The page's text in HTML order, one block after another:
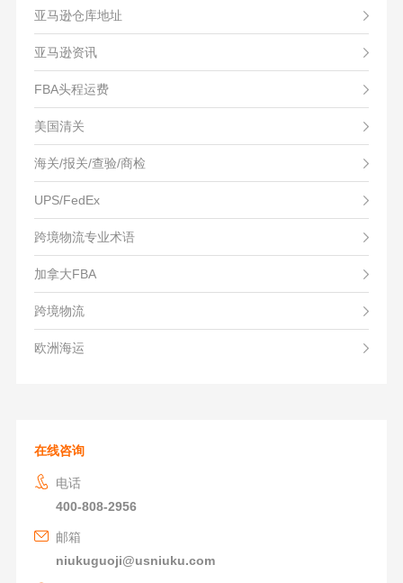
亚马逊仓库地址
亚马逊资讯
FBA头程运费
美国清关
海关/报关/查验/商检
UPS/FedEx
跨境物流专业术语
加拿大FBA
跨境物流
欧洲海运
在线咨询
电话
400-808-2956
邮箱
niukuguoji@usniuku.com